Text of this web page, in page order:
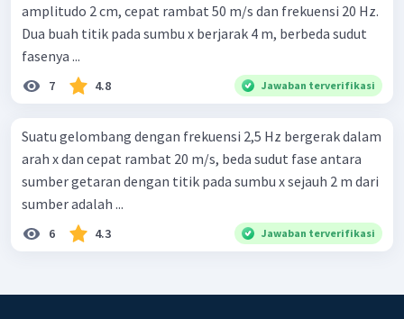
amplitudo 2 cm, cepat rambat 50 m/s dan frekuensi 20 Hz.
Dua buah titik pada sumbu x berjarak 4 m, berbeda sudut
fasenya ...
7 4.8 Jawaban terverifikasi
Suatu gelombang dengan frekuensi 2,5 Hz bergerak dalam
arah x dan cepat rambat 20 m/s, beda sudut fase antara
sumber getaran dengan titik pada sumbu x sejauh 2 m dari
sumber adalah ...
6 4.3 Jawaban terverifikasi